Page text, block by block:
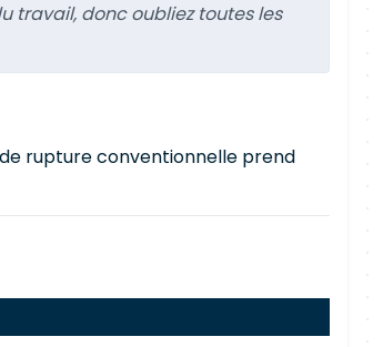
travail, donc oubliez toutes les
rupture conventionnelle prend